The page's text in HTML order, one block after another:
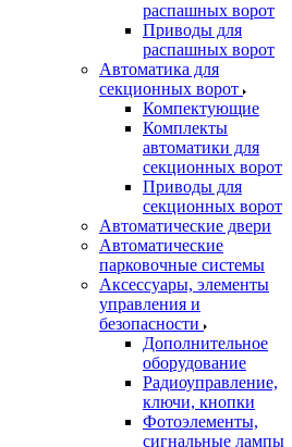
распашных ворот
Приводы для
распашных ворот
Автоматика для
секционных ворот
Компектующие
Комплекты
автоматики для
секционных ворот
Приводы для
секционных ворот
Автоматические двери
Автоматические
парковочные системы
Аксессуары, элементы
управления и
безопасности
Дополнительное
оборудование
Радиоуправление,
ключи, кнопки
Фотоэлементы,
сигнальные лампы